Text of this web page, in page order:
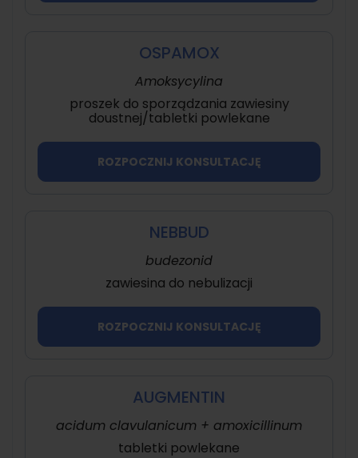
OSPAMOX
Amoksycylina
proszek do sporządzania zawiesiny
doustnej/tabletki powlekane
ROZPOCZNIJ KONSULTACJĘ
NEBBUD
budezonid
zawiesina do nebulizacji
ROZPOCZNIJ KONSULTACJĘ
AUGMENTIN
acidum clavulanicum + amoxicillinum
tabletki powlekane